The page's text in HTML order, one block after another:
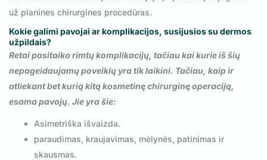
už planines chirurgines procedūras.
Kokie galimi pavojai ar komplikacijos, susijusios su dermos
užpildais?
Retai pasitaiko rimtų komplikacijų, tačiau kai kurie iš šių
nepageidaujamų poveikių yra tik laikini. Tačiau, kaip ir
atliekant bet kurią kitą kosmetinę chirurginę operaciją,
esama pavojų. Jie yra šie:
Asimetriška išvaizda.
paraudimas, kraujavimas, mėlynės, patinimas ir
skausmas.